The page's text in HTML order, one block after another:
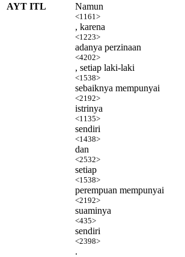
AYT ITL
Namun
<1161>
, karena
<1223>
adanya perzinaan
<4202>
, setiap laki-laki
<1538>
sebaiknya mempunyai
<2192>
istrinya
<1135>
sendiri
<1438>
dan
<2532>
setiap
<1538>
perempuan mempunyai
<2192>
suaminya
<435>
sendiri
<2398>
.